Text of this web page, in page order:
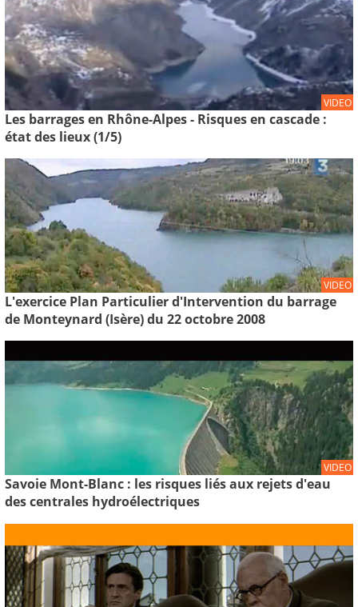
VIDEO
Les barrages en Rhône-Alpes - Risques en cascade :
état des lieux (1/5)
VIDEO
L'exercice Plan Particulier d'Intervention du barrage
de Monteynard (Isère) du 22 octobre 2008
VIDEO
Savoie Mont-Blanc : les risques liés aux rejets d'eau
des centrales hydroélectriques